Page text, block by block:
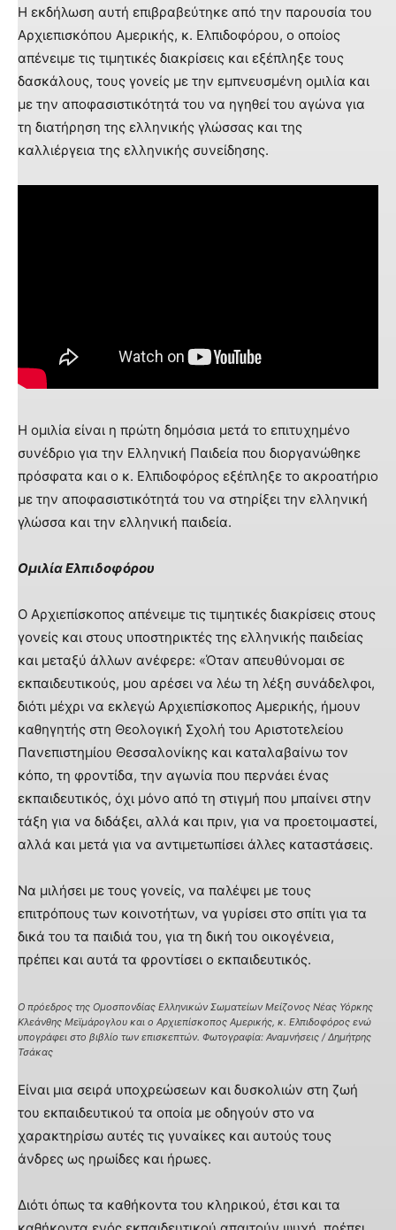
Η εκδήλωση αυτή επιβραβεύτηκε από την παρουσία του
Αρχιεπισκόπου Αμερικής, κ. Ελπιδοφόρου, ο οποίος
απένειμε τις τιμητικές διακρίσεις και εξέπληξε τους
δασκάλους, τους γονείς με την εμπνευσμένη ομιλία και
με την αποφασιστικότητά του να ηγηθεί του αγώνα για
τη διατήρηση της ελληνικής γλώσσας και της
καλλιέργεια της ελληνικής συνείδησης.
Η ομιλία είναι η πρώτη δημόσια μετά το επιτυχημένο
συνέδριο για την Ελληνική Παιδεία που διοργανώθηκε
πρόσφατα και ο κ. Ελπιδοφόρος εξέπληξε το ακροατήριο
με την αποφασιστικότητά του να στηρίξει την ελληνική
γλώσσα και την ελληνική παιδεία.
Ομιλία Ελπιδοφόρου
Ο Αρχιεπίσκοπος απένειμε τις τιμητικές διακρίσεις στους
γονείς και στους υποστηρικτές της ελληνικής παιδείας
και μεταξύ άλλων ανέφερε: «Όταν απευθύνομαι σε
εκπαιδευτικούς, μου αρέσει να λέω τη λέξη συνάδελφοι,
διότι μέχρι να εκλεγώ Αρχιεπίσκοπος Αμερικής, ήμουν
καθηγητής στη Θεολογική Σχολή του Αριστοτελείου
Πανεπιστημίου Θεσσαλονίκης και καταλαβαίνω τον
κόπο, τη φροντίδα, την αγωνία που περνάει ένας
εκπαιδευτικός, όχι μόνο από τη στιγμή που μπαίνει στην
τάξη για να διδάξει, αλλά και πριν, για να προετοιμαστεί,
αλλά και μετά για να αντιμετωπίσει άλλες καταστάσεις.
Να μιλήσει με τους γονείς, να παλέψει με τους
επιτρόπους των κοινοτήτων, να γυρίσει στο σπίτι για τα
δικά του τα παιδιά του, για τη δική του οικογένεια,
πρέπει και αυτά τα φροντίσει ο εκπαιδευτικός.
Ο πρόεδρος της Ομοσπονδίας Ελληνικών Σωματείων Μείζονος Νέας Υόρκης
Κλεάνθης Μεϊμάρογλου και ο Αρχιεπίσκοπος Αμερικής, κ. Ελπιδοφόρος ενώ
υπογράφει στο βιβλίο των επισκεπτών. Φωτογραφία: Αναμνήσεις / Δημήτρης
Τσάκας
Είναι μια σειρά υποχρεώσεων και δυσκολιών στη ζωή
του εκπαιδευτικού τα οποία με οδηγούν στο να
χαρακτηρίσω αυτές τις γυναίκες και αυτούς τους
άνδρες ως ηρωίδες και ήρωες.
Διότι όπως τα καθήκοντα του κληρικού, έτσι και τα